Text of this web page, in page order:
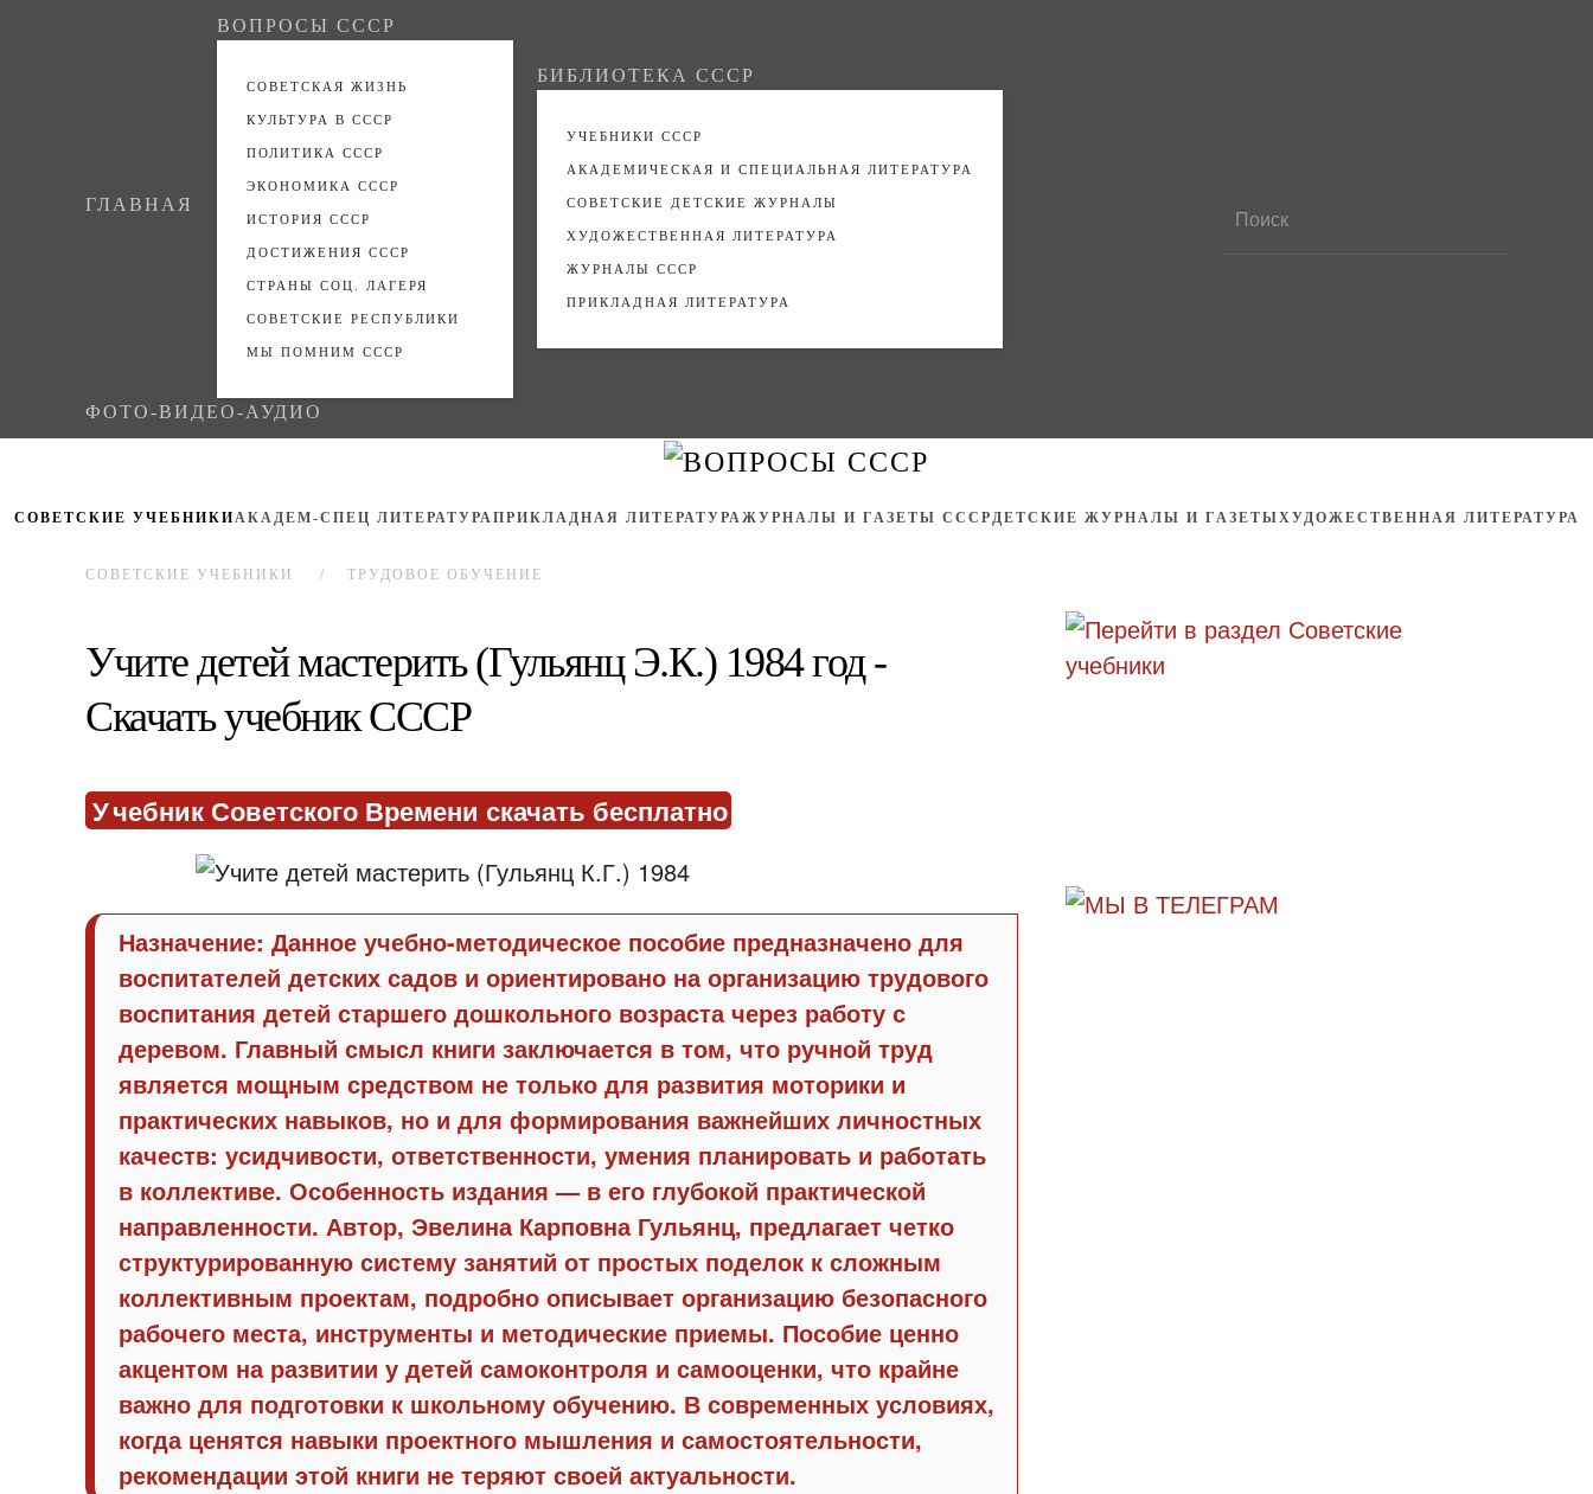
ГЛАВНАЯ
ВОПРОСЫ СССР
СОВЕТСКАЯ ЖИЗНЬ
КУЛЬТУРА В СССР
ПОЛИТИКА СССР
ЭКОНОМИКА СССР
ИСТОРИЯ СССР
ДОСТИЖЕНИЯ СССР
СТРАНЫ СОЦ. ЛАГЕРЯ
СОВЕТСКИЕ РЕСПУБЛИКИ
МЫ ПОМНИМ СССР
БИБЛИОТЕКА СССР
УЧЕБНИКИ СССР
АКАДЕМИЧЕСКАЯ И СПЕЦИАЛЬНАЯ ЛИТЕРАТУРА
СОВЕТСКИЕ ДЕТСКИЕ ЖУРНАЛЫ
ХУДОЖЕСТВЕННАЯ ЛИТЕРАТУРА
ЖУРНАЛЫ СССР
ПРИКЛАДНАЯ ЛИТЕРАТУРА
ФОТО-ВИДЕО-АУДИО
СОВЕТСКИЕ УЧЕБНИКИАКАДЕМ-СПЕЦ ЛИТЕРАТУРАПРИКЛАДНАЯ ЛИТЕРАТУРАЖУРНАЛЫ И ГАЗЕТЫ СССРДЕТСКИЕ ЖУРНАЛЫ И ГАЗЕТЫХУДОЖЕСТВЕННАЯ ЛИТЕРАТУРА
СОВЕТСКИЕ УЧЕБНИКИ ТРУДОВОЕ ОБУЧЕНИЕ
Учите детей мастерить (Гульянц Э.К.) 1984 год -
Скачать учебник СССР
Учебник Советского Времени скачать бесплатно
Назначение: Данное учебно-методическое пособие предназначено для
воспитателей детских садов и ориентировано на организацию трудового
воспитания детей старшего дошкольного возраста через работу с
деревом. Главный смысл книги заключается в том, что ручной труд
является мощным средством не только для развития моторики и
практических навыков, но и для формирования важнейших личностных
качеств: усидчивости, ответственности, умения планировать и работать
в коллективе. Особенность издания — в его глубокой практической
направленности. Автор, Эвелина Карповна Гульянц, предлагает четко
структурированную систему занятий от простых поделок к сложным
коллективным проектам, подробно описывает организацию безопасного
рабочего места, инструменты и методические приемы. Пособие ценно
акцентом на развитии у детей самоконтроля и самооценки, что крайне
важно для подготовки к школьному обучению. В современных условиях,
когда ценятся навыки проектного мышления и самостоятельности,
рекомендации этой книги не теряют своей актуальности.